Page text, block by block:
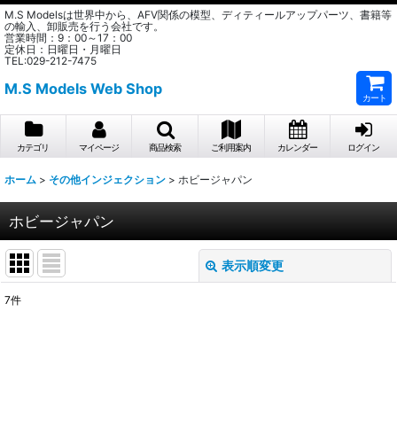
M.S Modelsは世界中から、AFV関係の模型、ディティールアップパーツ、書籍等
の輸入、卸販売を行う会社です。
営業時間：9：00～17：00
定休日：日曜日・月曜日
TEL:029-212-7475
M.S Models Web Shop
カート
カテゴリ マイページ 商品検索 ご利用案内 カレンダー ログイン
ホーム > その他インジェクション > ホビージャパン
ホビージャパン
表示順変更
7件